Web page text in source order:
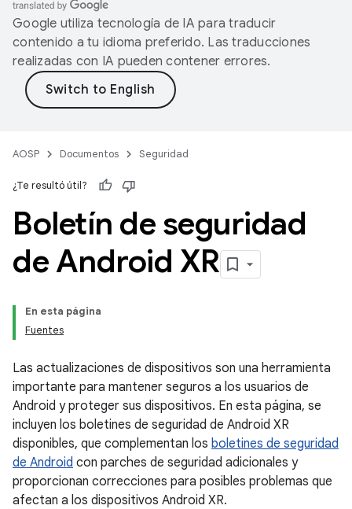
Google utiliza tecnología de IA para traducir
contenido a tu idioma preferido. Las traducciones
realizadas con IA pueden contener errores.
AOSP Documentos Seguridad
¿Te resultó útil?
Boletín de seguridad
de Android XR
En esta página
Fuentes
Las actualizaciones de dispositivos son una herramienta
importante para mantener seguros a los usuarios de
Android y proteger sus dispositivos. En esta página, se
incluyen los boletines de seguridad de Android XR
disponibles, que complementan los boletines de seguridad
de Android con parches de seguridad adicionales y
proporcionan correcciones para posibles problemas que
afectan a los dispositivos Android XR.